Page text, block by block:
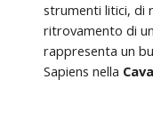
strumenti litici, di
ritrovamento di
rappresenta un
Sapiens nella